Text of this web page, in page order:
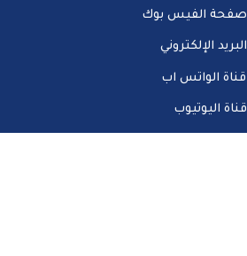
صفحة الفيس بوك
البريد الإلكتروني
قناة الواتس اب
قناة اليوتيوب